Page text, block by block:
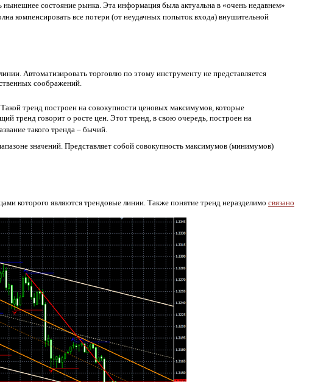
состояние рынка. Эта информация была актуальна в «очень недавнем»
компенсировать все потери (от неудачных попыток входа) внушительной
Автоматизировать торговлю по этому инструменту не представляется
соображений.
тренд построен на совокупности ценовых максимумов, которые
тренд говорит о росте цен. Этот тренд, в свою очередь, построен на
такого тренда – бычий.
значений. Представляет собой совокупность максимумов (минимумов)
которого являются трендовые линии. Также понятие тренд неразделимо связано